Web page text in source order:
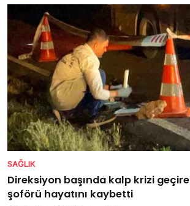
SAĞLIK
Direksiyon başında kalp krizi
şoförü hayatını kaybetti